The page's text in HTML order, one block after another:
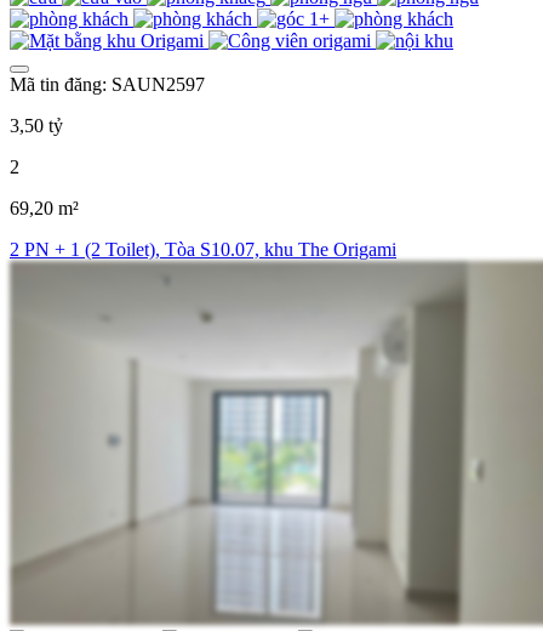
Mã tin đăng: SAUN2597
3,50 tỷ
2
69,20 m²
2 PN + 1 (2 Toilet), Tòa S10.07, khu The Origami